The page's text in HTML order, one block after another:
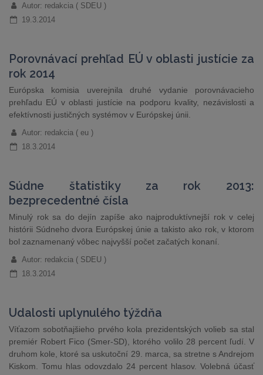
Autor: redakcia ( SDEU )
19.3.2014
Porovnávací prehľad EÚ v oblasti justície za
rok 2014
Európska komisia uverejnila druhé vydanie porovnávacieho
prehľadu EÚ v oblasti justície na podporu kvality, nezávislosti a
efektívnosti justičných systémov v Európskej únii.
Autor: redakcia ( eu )
18.3.2014
Súdne štatistiky za rok 2013:
bezprecedentné čísla
Minulý rok sa do dejín zapíše ako najproduktívnejší rok v celej
histórii Súdneho dvora Európskej únie a takisto ako rok, v ktorom
bol zaznamenaný vôbec najvyšší počet začatých konaní.
Autor: redakcia ( SDEU )
18.3.2014
Udalosti uplynulého týždňa
Víťazom sobotňajšieho prvého kola prezidentských volieb sa stal
premiér Robert Fico (Smer-SD), ktorého volilo 28 percent ľudí. V
druhom kole, ktoré sa uskutoční 29. marca, sa stretne s Andrejom
Kiskom. Tomu hlas odovzdalo 24 percent hlasov. Volebná účasť